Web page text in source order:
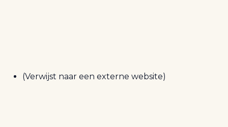
(Verwijst naar een externe website)